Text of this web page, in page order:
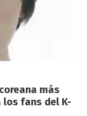
más
fans del K-